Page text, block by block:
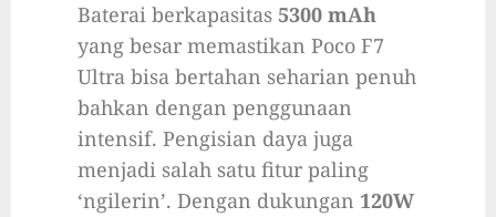
Baterai berkapasitas 5300 mAh
yang besar memastikan Poco F7
Ultra bisa bertahan seharian penuh
bahkan dengan penggunaan
intensif. Pengisian daya juga
menjadi salah satu fitur paling
‘ngilerin’. Dengan dukungan 120W